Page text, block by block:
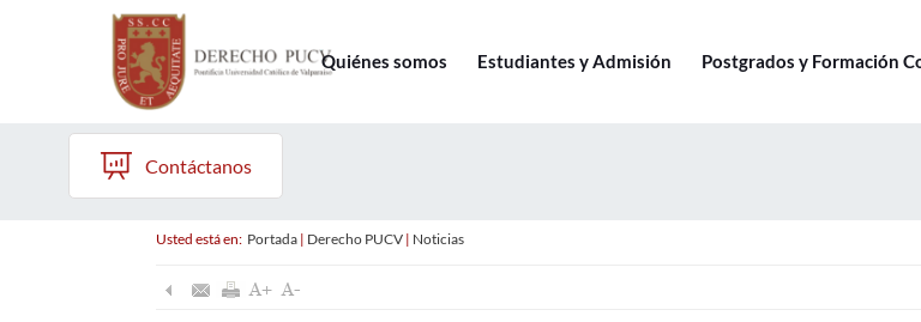
Quiénes somos Estudiantes y Admisión Postgrados y Formación
Contáctanos
Usted está en: Portada| Derecho PUCV| Noticias